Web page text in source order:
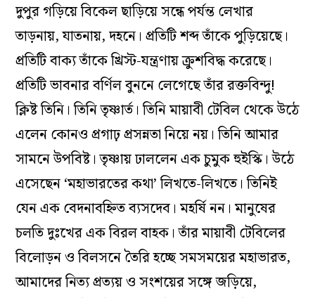
দুপুর গড়িয়ে বিকেল ছাড়িয়ে সন্ধে পর্যন্ত লেখার
তাড়নায়, যাতনায়, দহনে। প্রতিটি শব্দ তাঁকে পুড়িয়েছে।
প্রতিটি বাক‌্য তাঁকে খ্রিস্ট-যন্ত্রণায় ক্রুশবিদ্ধ করেছে।
প্রতিটি ভাবনার বর্ণিল বুননে লেগেছে তাঁর রক্তবিন্দু!
ক্লিষ্ট তিনি। তিনি তৃষ্ণার্ত। তিনি মায়াবী টেবিল থেকে উঠে
এলেন কোনও প্রগাঢ় প্রসন্নতা নিয়ে নয়। তিনি আমার
সামনে উপবিষ্ট। তৃষ্ণায় ঢাললেন এক চুমুক হুইস্কি। উঠে
এসেছেন ‘মহাভারতের কথা’ লিখতে-লিখতে। তিনিই
যেন এক বেদনাবহ্নিত ব‌্যসদেব। মহর্ষি নন। মানুষের
চলতি দুঃখের এক বিরল বাহক। তাঁর মায়াবী টেবিলের
বিলোড়ন ও বিলসনে তৈরি হচ্ছে সমসময়ের মহাভারত,
আমাদের নিত‌্য প্রত‌্যয় ও সংশয়ের সঙ্গে জড়িয়ে,